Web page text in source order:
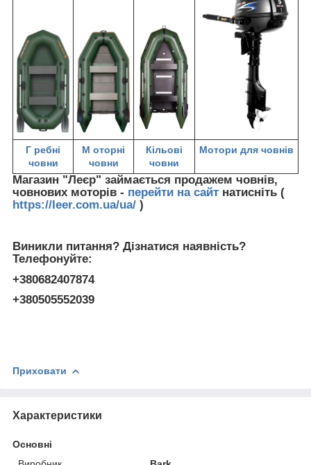
Г ребні
човни
М оторні
човни
Кільові
човни
Мотори для човнів
Магазин "Леєр" займається продажем човнів,
човнових моторів - перейти на сайт натисніть (
https://leer.com.ua/ua/ )
Виникли питання? Дізнатися наявність?
Телефонуйте:
+380682407874
+380505552039
Приховати
Характеристики
Основні